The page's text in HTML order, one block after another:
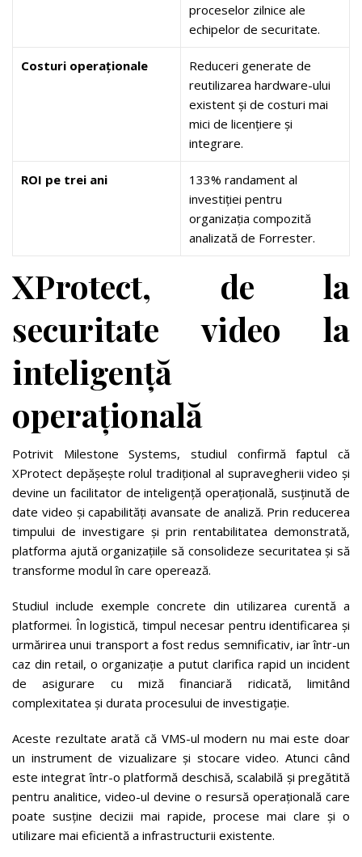
proceselor zilnice ale
echipelor de securitate.
Costuri operaționale
Reduceri generate de
reutilizarea hardware-ului
existent și de costuri mai
mici de licențiere și
integrare.
ROI pe trei ani
133% randament al
investiției pentru
organizația compozită
analizată de Forrester.
XProtect, de la
securitate video la
inteligență
operațională
Potrivit Milestone Systems, studiul confirmă faptul că
XProtect depășește rolul tradițional al supravegherii video și
devine un facilitator de inteligență operațională, susținută de
date video și capabilități avansate de analiză. Prin reducerea
timpului de investigare și prin rentabilitatea demonstrată,
platforma ajută organizațiile să consolideze securitatea și să
transforme modul în care operează.
Studiul include exemple concrete din utilizarea curentă a
platformei. În logistică, timpul necesar pentru identificarea și
urmărirea unui transport a fost redus semnificativ, iar într-un
caz din retail, o organizație a putut clarifica rapid un incident
de asigurare cu miză financiară ridicată, limitând
complexitatea și durata procesului de investigație.
Aceste rezultate arată că VMS-ul modern nu mai este doar
un instrument de vizualizare și stocare video. Atunci când
este integrat într-o platformă deschisă, scalabilă și pregătită
pentru analitice, video-ul devine o resursă operațională care
poate susține decizii mai rapide, procese mai clare și o
utilizare mai eficientă a infrastructurii existente.